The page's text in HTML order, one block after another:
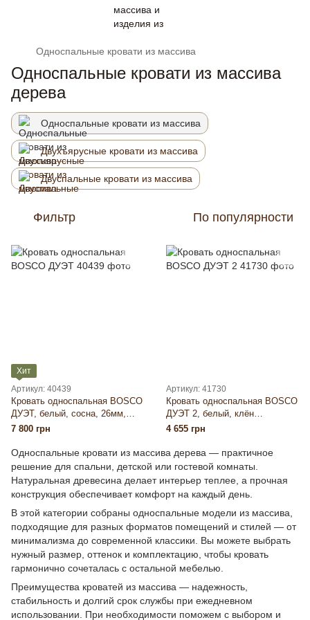
Односпальные кровати из массива
Односпальные кровати из массива
дерева
Односпальные кровати из массива
Двухъярусные кровати из массива
Двуспальные кровати из массива
Фильтр По популярности
Хит
Артикул: 40439
Кровать односпальная BOSCO
ДУЭТ, белый, сосна, 26мм,
900×2000, 41 кг
7 800 грн
Артикул: 41730
Кровать односпальная BOSCO
ДУЭТ 2, белый, клён
(срощенный), 26мм, 800×1900,
4 655 грн
Односпальные кровати из массива дерева — практичное
решение для спальни, детской или гостевой комнаты.
Натуральная древесина делает интерьер теплее, а прочная
конструкция обеспечивает комфорт на каждый день.
В этой категории собраны односпальные модели из массива,
подходящие для разных форматов помещений и стилей — от
минимализма до современной классики. Вы можете выбрать
нужный размер, оттенок и комплектацию, чтобы кровать
гармонично сочеталась с остальной мебелью.
Преимущества кроватей из массива — надежность,
стабильность и долгий срок службы при ежедневном
использовании. При необходимости поможем с выбором и